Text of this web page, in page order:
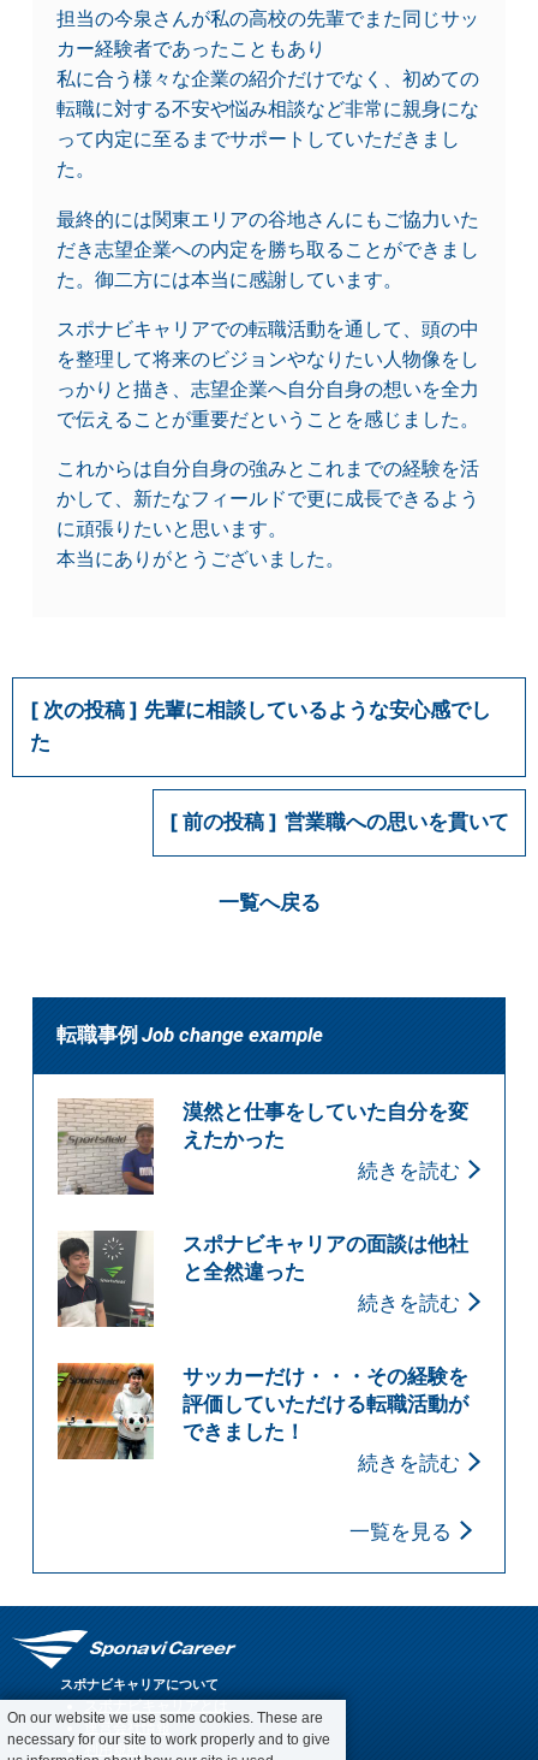
担当の今泉さんが私の高校の先輩でまた同じサッ
カー経験者であったこともあり
私に合う様々な企業の紹介だけでなく、初めての
転職に対する不安や悩み相談など非常に親身にな
って内定に至るまでサポートしていただきまし
た。
最終的には関東エリアの谷地さんにもご協力いた
だき志望企業への内定を勝ち取ることができまし
た。御二方には本当に感謝しています。
スポナビキャリアでの転職活動を通して、頭の中
を整理して将来のビジョンやなりたい人物像をし
っかりと描き、志望企業へ自分自身の想いを全力
で伝えることが重要だということを感じました。
これからは自分自身の強みとこれまでの経験を活
かして、新たなフィールドで更に成長できるよう
に頑張りたいと思います。
本当にありがとうございました。
先輩に相談しているような安心感でし
た
営業職への思いを貫いて
一覧へ戻る
転職事例 Job change example
漠然と仕事をしていた自分を変
えたかった
続きを読む
スポナビキャリアの面談は他社
と全然違った
続きを読む
サッカーだけ・・・その経験を
評価していただける転職活動が
できました！
続きを読む
一覧を見る
スポナビキャリアについて
運営会社情報
利用規約
On our website we use some cookies. These are
necessary for our site to work properly and to give